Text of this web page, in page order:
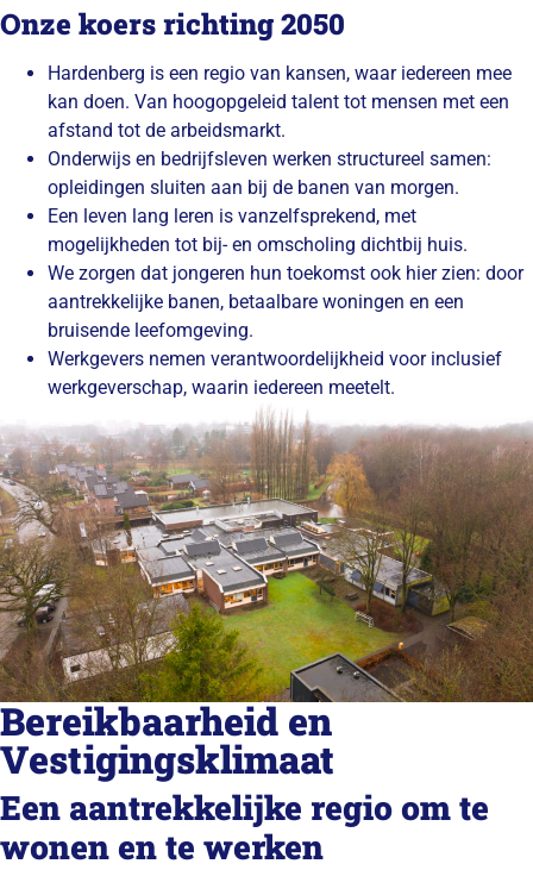
Onze koers richting 2050
Hardenberg is een regio van kansen, waar iedereen mee
kan doen. Van hoogopgeleid talent tot mensen met een
afstand tot de arbeidsmarkt.
Onderwijs en bedrijfsleven werken structureel samen:
opleidingen sluiten aan bij de banen van morgen.
Een leven lang leren is vanzelfsprekend, met
mogelijkheden tot bij- en omscholing dichtbij huis.
We zorgen dat jongeren hun toekomst ook hier zien: door
aantrekkelijke banen, betaalbare woningen en een
bruisende leefomgeving.
Werkgevers nemen verantwoordelijkheid voor inclusief
werkgeverschap, waarin iedereen meetelt.
Bereikbaarheid en
Vestigingsklimaat
Een aantrekkelijke regio om te
wonen en te werken